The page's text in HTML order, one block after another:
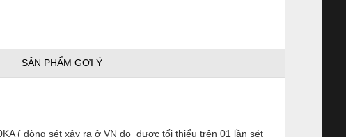
SẢN PHẨM GỢI Ý
( dòng sét xảy ra ở VN đo được tối thiểu trên 01 lần sét